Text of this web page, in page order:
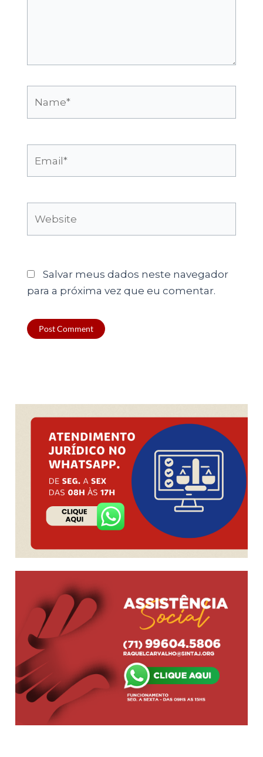
Salvar meus dados neste navegador
para a próxima vez que eu comentar.